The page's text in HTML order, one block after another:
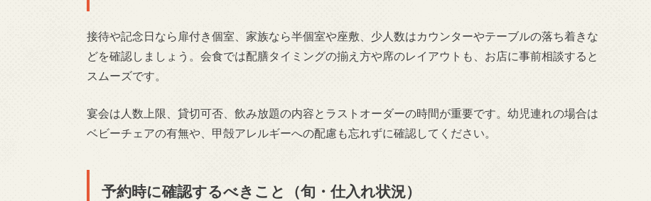
接待や記念日なら扉付き個室、家族なら半個室や座敷、少人数はカウンターやテーブルの落ち着きな
どを確認しましょう。会食では配膳タイミングの揃え方や席のレイアウトも、お店に事前相談すると
スムーズです。
宴会は人数上限、貸切可否、飲み放題の内容とラストオーダーの時間が重要です。幼児連れの場合は
ベビーチェアの有無や、甲殻アレルギーへの配慮も忘れずに確認してください。
予約時に確認するべきこと（旬・仕入れ状況）